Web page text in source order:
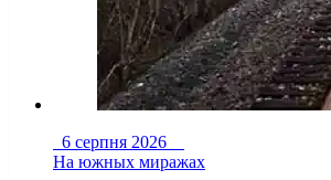
6 серпня 2026
На южных миражах